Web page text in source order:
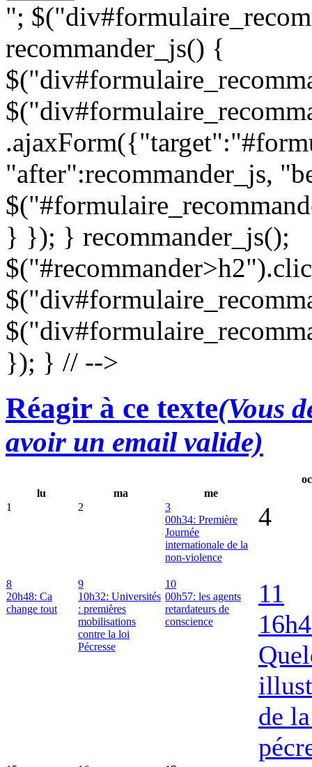
";
recommander_js() {
"after":recommander_js,
} }); } recommander_js();
}); } // -->
Réagir à ce texte(Vous
avoir un email valide)
lu
ma
me
1
2
3
00h34: Première
Journée
internationale de la
non-violence
4
8
20h48: Ca
change tout
9
10h32: Universités
: premières
mobilisations
contre la loi
Pécresse
10
00h57: les agents
retardateurs de
conscience
11
de